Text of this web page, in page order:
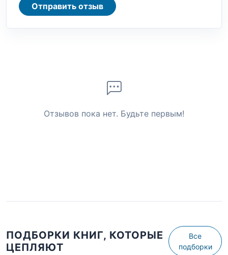
Отправить отзыв
Отзывов пока нет. Будьте первым!
ПОДБОРКИ КНИГ, КОТОРЫЕ
ЦЕПЛЯЮТ
Все
подборки